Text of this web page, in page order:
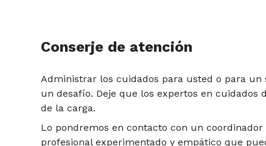
Conserje de atención
Administrar los cuidados para usted o para un
un desafío. Deje que los expertos en cuidados
de la carga.
Lo pondremos en contacto con un
profesional experimentado y empático que